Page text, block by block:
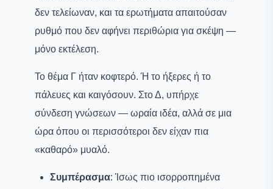
δεν τελείωναν, και τα ερωτήματα απαιτούσαν
ρυθμό που δεν αφήνει περιθώρια για σκέψη —
μόνο εκτέλεση.
Το θέμα Γ ήταν κοφτερό. Ή το ήξερες ή το
πάλευες και καιγόσουν. Στο Δ, υπήρχε
σύνδεση γνώσεων — ωραία ιδέα, αλλά σε μια
ώρα όπου οι περισσότεροι δεν είχαν πια
«καθαρό» μυαλό.
Συμπέρασμα: Ίσως πιο ισορροπημένα